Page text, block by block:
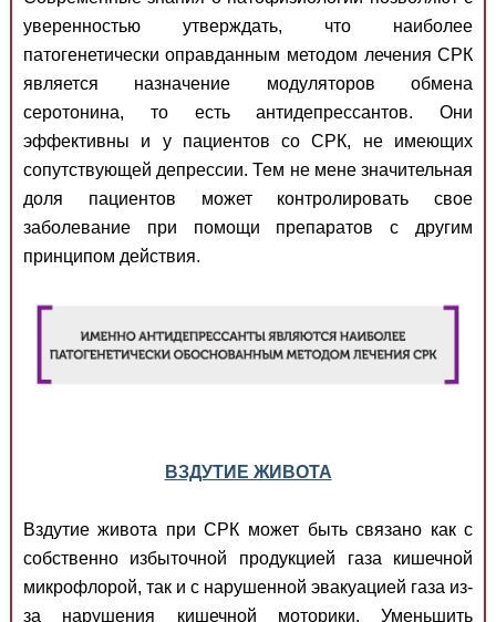
уверенностью утверждать, что наиболее
патогенетически оправданным методом лечения СРК
является назначение модуляторов обмена
серотонина, то есть антидепрессантов. Они
эффективны и у пациентов со СРК, не имеющих
сопутствующей депрессии. Тем не мене значительная
доля пациентов может контролировать свое
заболевание при помощи препаратов с другим
принципом действия.
ВЗДУТИЕ ЖИВОТА
Вздутие живота при СРК может быть связано как с
собственно избыточной продукцией газа кишечной
микрофлорой, так и с нарушенной эвакуацией газа из-
за нарушения кишечной моторики. Уменьшить